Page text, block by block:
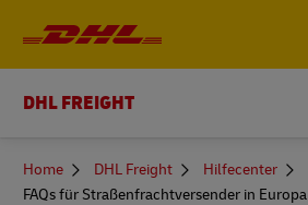
DHL FREIGHT
You
here
Home DHL Freight
Hilfecenter
FAQs für Straßenfrachtversender in Europa